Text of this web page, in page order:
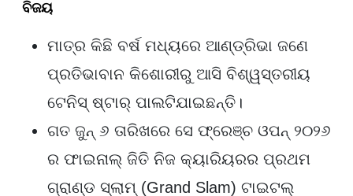
ବିଜୟ
ମାତ୍ର କିଛି ବର୍ଷ ମଧ୍ୟରେ ଆଣ୍ଡ୍ରିଭା ଜଣେ
ପ୍ରତିଭାବାନ କିଶୋରୀରୁ ଆସି ବିଶ୍ୱସ୍ତରୀୟ
ଟେନିସ୍ ଷ୍ଟାର୍ ପାଲଟିଯାଇଛନ୍ତି।
ଗତ ଜୁନ୍ ୬ ତାରିଖରେ ସେ ଫ୍ରେଞ୍ଚ ଓପନ୍ ୨୦୨୬
ର ଫାଇନାଲ୍ ଜିତି ନିଜ କ୍ୟାରିୟରର ପ୍ରଥମ
ଗ୍ରାଣ୍ଡ ସ୍ଲାମ୍ (Grand Slam) ଟାଇଟଲ୍